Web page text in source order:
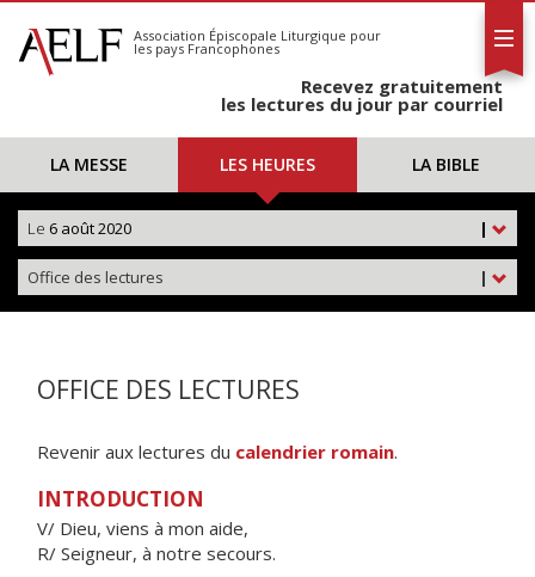
S'abonner
Calendrier
Association Épiscopale Liturgique pour
les pays Francophones
Recevez gratuitement
les lectures du jour par courriel
LA MESSE LES HEURES LA BIBLE
|
Le 6 août 2020
|
Office des lectures
OFFICE DES LECTURES
Revenir aux lectures du calendrier romain.
INTRODUCTION
V/ Dieu, viens à mon aide,
R/ Seigneur, à notre secours.